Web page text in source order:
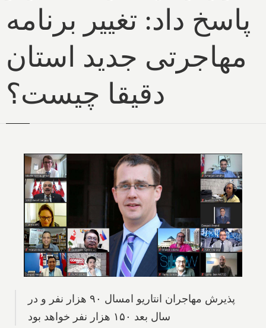
پاسخ داد: تغییر برنامه
مهاجرتی جدید استان
دقیقا چیست؟
پذیرش مهاجران انتاریو امسال ۹۰ هزار نفر و در
سال بعد ۱۵۰ هزار نفر خواهد بود